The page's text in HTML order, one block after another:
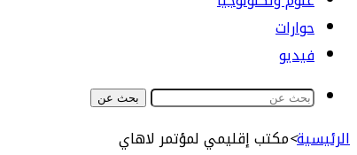
حوارات
فيديو
بحث عن
الرئيسية>مكتب إقليمي لمؤتمر لاهاي